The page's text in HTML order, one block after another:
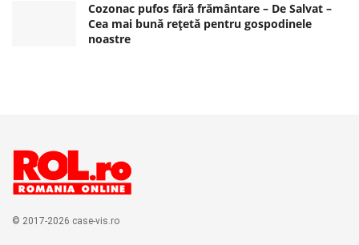
Cozonac pufos fără frământare – De Salvat –
Cea mai bună rețetă pentru gospodinele
noastre
© 2017-2026 case-vis.ro